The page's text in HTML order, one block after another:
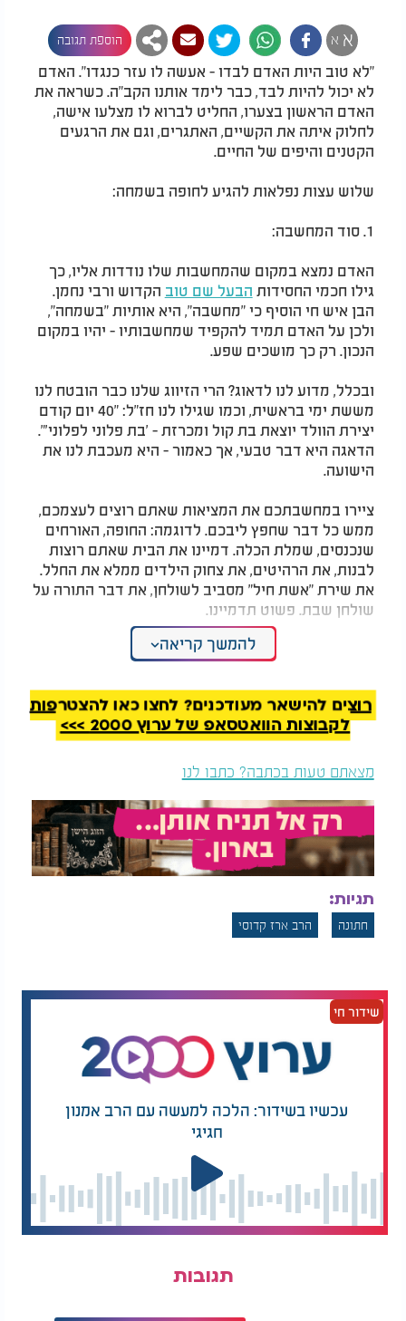
א א הוספת תגובה
"לא טוב היות האדם לבדו - אעשה לו עזר כנגדו". האדם
לא יכול להיות לבד, כבר לימד אותנו הקב"ה. כשראה את
האדם הראשון בצערו, החליט לברוא לו מצלעו אישה,
לחלוק איתה את הקשיים, האתגרים, וגם את הרגעים
הקטנים והיפים של החיים.
שלוש עצות נפלאות להגיע לחופה בשמחה:
1. סוד המחשבה:
האדם נמצא במקום שהמחשבות שלו נודדות אליו, כך
גילו חכמי החסידות הבעל שם טוב הקדוש ורבי נחמן.
הבן איש חי הוסיף כי "מחשבה", היא אותיות "בשמחה",
ולכן על האדם תמיד להקפיד שמחשבותיו - יהיו במקום
הנכון. רק כך מושכים שפע.
ובכלל, מדוע לנו לדאוג? הרי הזיווג שלנו כבר הובטח לנו
מששת ימי בראשית, וכמו שגילו לנו חז"ל: "40 יום קודם
יצירת הוולד יוצאת בת קול ומכרזת - 'בת פלוני לפלוני'".
הדאגה היא דבר טבעי, אך כאמור - היא מעכבת לנו את
הישועה.
ציירו במחשבתכם את המציאות שאתם רוצים לעצמכם,
ממש כל דבר שחפץ ליבכם. לדוגמה: החופה, האורחים
שנכנסים, שמלת הכלה. דמיינו את הבית שאתם רוצות
לבנות, את הרהיטים, את צחוק הילדים ממלא את החלל.
את שירת "אשת חיל" מסביב לשולחן, את דבר התורה על
שולחן שבת. פשוט תדמיינו.
"ימלא פי תהילתך כל היום תפארתך": עלינו לזכור תמיד
שיש לנו אבא ששומע אותנו, כי אנו בניו ובנותיו של מלך
מלכי המלכים. דברו עם הקרובים שלכם, תבקשו
"השתדלות". פשוט לבקש!
כך גם הסביבה תדע על הרצון שלכם, ומי יודע? אולי
הישועה שלכם תגיע דרך השכנה מלמטה או אולי
מהחבר לעבודה - או שמא מקרוב משפחה שלא
שמעתם ממנו הרבה זמן? וכמובן, לא לשכוח, הכניסו
ירצה ה'", "בעזרת ה'!". זה המפתח להצלחה.
"אין מזווגין לו לאדם אלא לפי מעשיו", אומרים לנו חז"ל.
כלומר, כל פעולה - רוחנית וגשמית - משפיעה על הזיווג
העתידי שלנו. הכל בזכות דבר אחד: "תפילה". להתפלל
לבורא עולם לזכות למציאת הזיווג, מתוך רצון להקים
בית. המילה "רצון" היא אותיות "צינור" הרצונות מקשרים
אותנו לכל הישועות, והעיקר לבקש שידוך מוצלח, ללא
שום בלבולים ויצר הרע, אלא מתוך קדושה וטהרה.
המלצות נוספות
להמשך קריאה
רוצים להישאר מעודכנים? לחצו כאן להצטרפות
לקבוצות הוואטסאפ של ערוץ 2000 >>>
מצאתם טעות בכתבה? כתבו לנו
תגיות:
חתונה הרב ארז קדוסי
שידור חי
עכשיו בשידור: הלכה למעשה עם הרב אמנון
חגיגי
תגובות